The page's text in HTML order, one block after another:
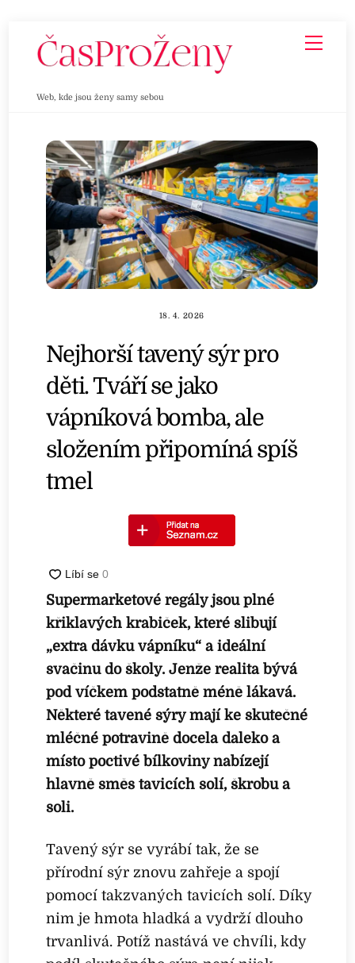
Web, kde jsou ženy samy sebou
18. 4. 2026
Nejhorší tavený sýr pro
děti. Tváří se jako
vápníková bomba, ale
složením připomíná spíš
tmel
Supermarketové regály jsou plné
křiklavých krabiček, které slibují
„extra dávku vápníku“ a ideální
svačinu do školy. Jenže realita bývá
pod víčkem podstatně méně lákavá.
Některé tavené sýry mají ke skutečné
mléčné potravině docela daleko a
místo poctivé bílkoviny nabízejí
hlavně směs tavicích solí, škrobu a
soli.
Tavený sýr se vyrábí tak, že se
přírodní sýr znovu zahřeje a spojí
pomocí takzvaných tavicích solí. Díky
nim je hmota hladká a vydrží dlouho
trvanlivá. Potíž nastává ve chvíli, kdy